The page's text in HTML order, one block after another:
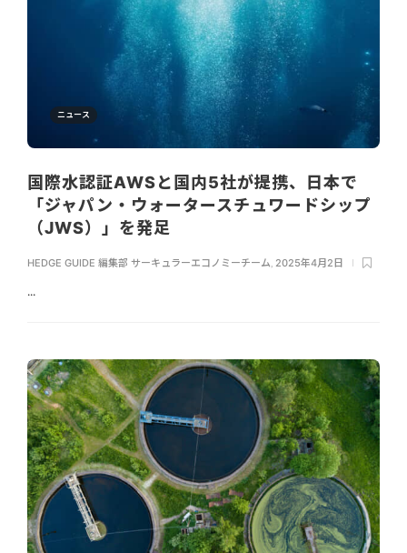
ニュース
国際水認証AWSと国内5社が提携、日本で
「ジャパン・ウォータースチュワードシップ
（JWS）」を発足
HEDGE GUIDE 編集部 サーキュラーエコノミーチーム 2025年4月2日
...